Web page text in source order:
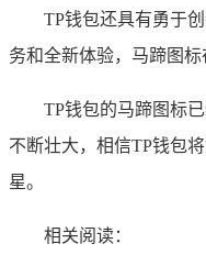
TP钱包还具有勇于
务和全新体验，马蹄图
TP钱包的马蹄图标
不断壮大，相信TP钱包
星。
相关阅读：